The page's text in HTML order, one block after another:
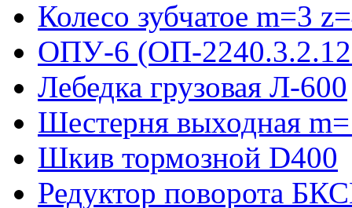
Колесо зубчатое m=3
ОПУ-6 (ОП-
Лебедка грузовая Л-600
Шестерня выходная
Шкив тормозной D400
Редуктор поворота